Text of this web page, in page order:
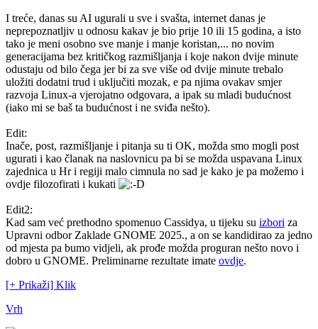
I treće, danas su AI ugurali u sve i svašta, internet danas je
neprepoznatljiv u odnosu kakav je bio prije 10 ili 15 godina, a isto
tako je meni osobno sve manje i manje koristan,... no novim
generacijama bez kritičkog razmišljanja i koje nakon dvije minute
odustaju od bilo čega jer bi za sve više od dvije minute trebalo
uložiti dodatni trud i uključiti mozak, e pa njima ovakav smjer
razvoja Linux-a vjerojatno odgovara, a ipak su mladi budućnost
(iako mi se baš ta budućnost i ne sviđa nešto).
Edit:
Inače, post, razmišljanje i pitanja su ti OK, možda smo mogli post
ugurati i kao članak na naslovnicu pa bi se možda uspavana Linux
zajednica u Hr i regiji malo cimnula no sad je kako je pa možemo i
ovdje filozofirati i kukati
Edit2:
Kad sam već prethodno spomenuo Cassidya, u tijeku su izbori za
Upravni odbor Zaklade GNOME 2025., a on se kandidirao za jedno
od mjesta pa bumo vidjeli, ak prođe možda proguran nešto novo i
dobro u GNOME. Preliminarne rezultate imate ovdje.
[+ Prikaži] Klik
Vrh